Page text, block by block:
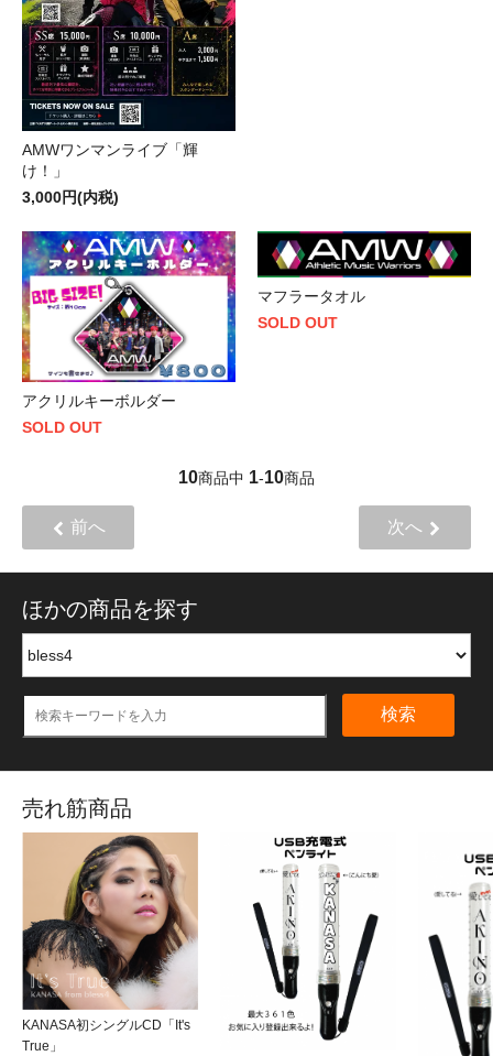
AMWワンマンライブ「輝
け！」
3,000円(内税)
アクリルキーボルダー
SOLD OUT
マフラータオル
SOLD OUT
10商品中 1-10商品
前へ 次へ
ほかの商品を探す
検索
売れ筋商品
KANASA初シングルCD「It's
True」